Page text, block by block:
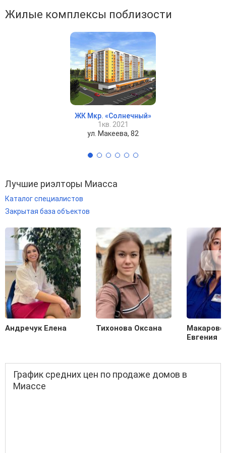
Жилые комплексы поблизости
ЖК Мкр. «Солнечный»
1кв. 2021
ул. Макеева, 82
Лучшие риэлторы Миасса
Каталог специалистов
Закрытая база объектов
Андречук Елена Тихонова Оксана
Евгения
График средних цен по продаже домов в
Миассе